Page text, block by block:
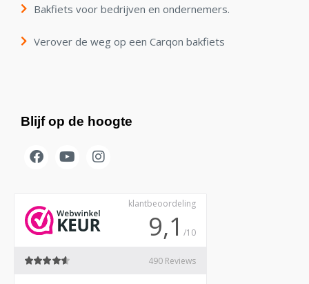
Bakfiets voor bedrijven en ondernemers.
Verover de weg op een Carqon bakfiets
Blijf op de hoogte